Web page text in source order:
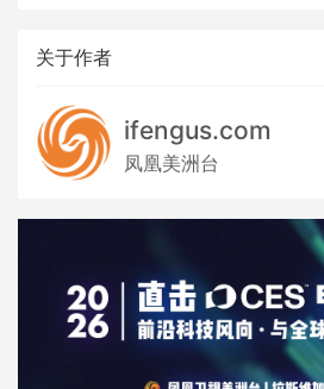
关于作者
ifengus.com
凤凰美洲台